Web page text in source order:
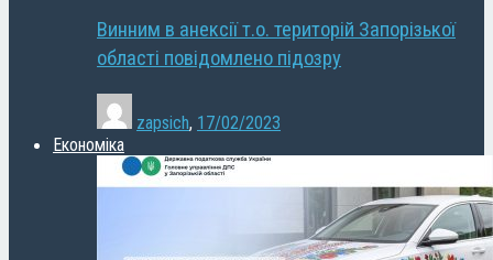
Винним в анексії т.о. територій Запорізької
області повідомлено підозру
zapsich, 17/02/2023
Економіка